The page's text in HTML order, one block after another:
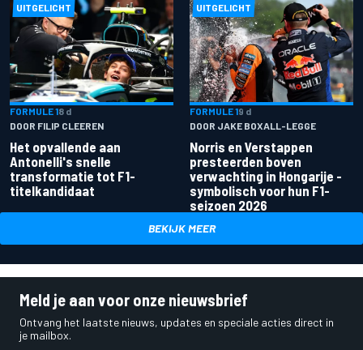
UITGELICHT
FORMULE 18 d
DOOR FILIP CLEEREN
Het opvallende aan
Antonelli's snelle
transformatie tot F1-
titelkandidaat
UITGELICHT
FORMULE 19 d
DOOR JAKE BOXALL-LEGGE
Norris en Verstappen
presteerden boven
verwachting in Hongarije -
symbolisch voor hun F1-
seizoen 2026
BEKIJK MEER
Meld je aan voor onze nieuwsbrief
Ontvang het laatste nieuws, updates en speciale acties direct in
je mailbox.